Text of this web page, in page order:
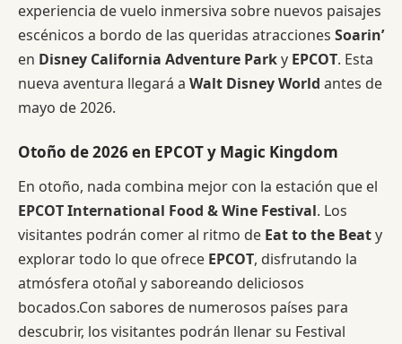
experiencia de vuelo inmersiva sobre nuevos paisajes
escénicos a bordo de las queridas atracciones Soarin’
en Disney California Adventure Parky EPCOT. Esta
nueva aventura llegará a Walt Disney World antes de
mayo de 2026.
Otoño de 2026 en EPCOT y Magic Kingdom
En otoño, nada combina mejor con la estación que el
EPCOT International Food & Wine Festival. Los
visitantes podrán comer al ritmo de Eat to the Beaty
explorar todo lo que ofrece EPCOT, disfrutando la
atmósfera otoñal y saboreando deliciosos
bocados.Con sabores de numerosos países para
descubrir, los visitantes podrán llenar su Festival